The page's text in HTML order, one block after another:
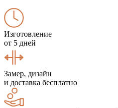
Изготовление
от 5 дней
Замер, дизайн
и доставка бесплатно